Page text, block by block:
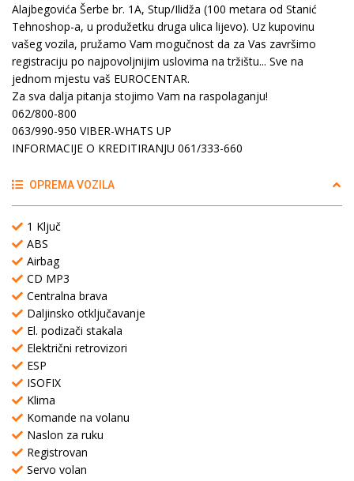
Alajbegovića Šerbe br. 1A, Stup/Ilidža (100 metara od Stanić
Tehnoshop-a, u produžetku druga ulica lijevo). Uz kupovinu
vašeg vozila, pružamo Vam mogučnost da za Vas završimo
registraciju po najpovoljnijim uslovima na tržištu... Sve na
jednom mjestu vaš EUROCENTAR.
Za sva dalja pitanja stojimo Vam na raspolaganju!
062/800-800
063/990-950 VIBER-WHATS UP
INFORMACIJE O KREDITIRANJU 061/333-660
OPREMA VOZILA
1 Ključ
ABS
Airbag
CD MP3
Centralna brava
Daljinsko otključavanje
El. podizači stakala
Električni retrovizori
ESP
ISOFIX
Klima
Komande na volanu
Naslon za ruku
Registrovan
Servo volan